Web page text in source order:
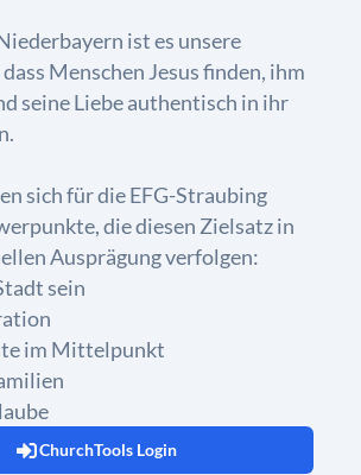
ist es unsere
Menschen Jesus finden, ihm
seine Liebe authentisch in ihr
sich für die EFG-Straubing
die diesen Zielsatz in
Ausprägung verfolgen:
sein
im Mittelpunkt
ChurchTools Login